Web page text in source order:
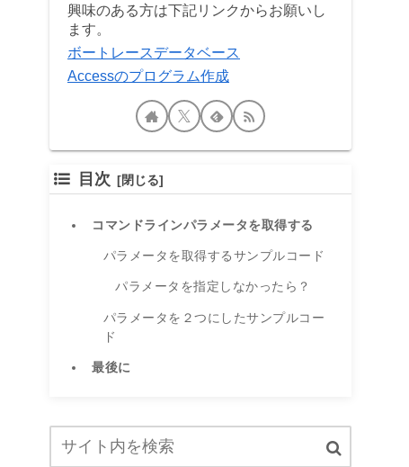
興味のある方は下記リンクからお願いし
ます。
ボートレースデータベース
Accessのプログラム作成
目次
コマンドラインパラメータを取得する
パラメータを取得するサンプルコード
パラメータを指定しなかったら？
パラメータを２つにしたサンプルコー
ド
最後に